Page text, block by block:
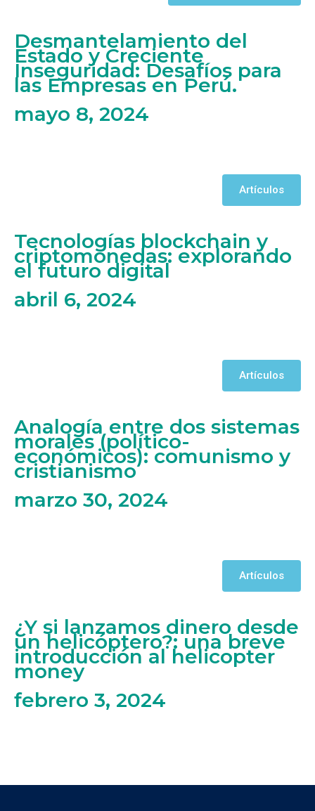
Desmantelamiento del
Estado y Creciente
Inseguridad: Desafíos para
las Empresas en Perú.
mayo 8, 2024
Artículos
Tecnologías blockchain y
criptomonedas: explorando
el futuro digital
abril 6, 2024
Artículos
Analogía entre dos sistemas
morales (político-
económicos): comunismo y
cristianismo
marzo 30, 2024
Artículos
¿Y si lanzamos dinero desde
un helicóptero?: una breve
introducción al helicopter
money
febrero 3, 2024